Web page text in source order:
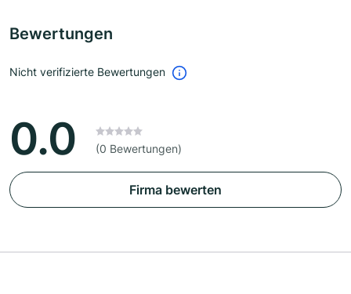
Bewertungen
Nicht verifizierte Bewertungen
0.0 (0 Bewertungen)
Firma bewerten